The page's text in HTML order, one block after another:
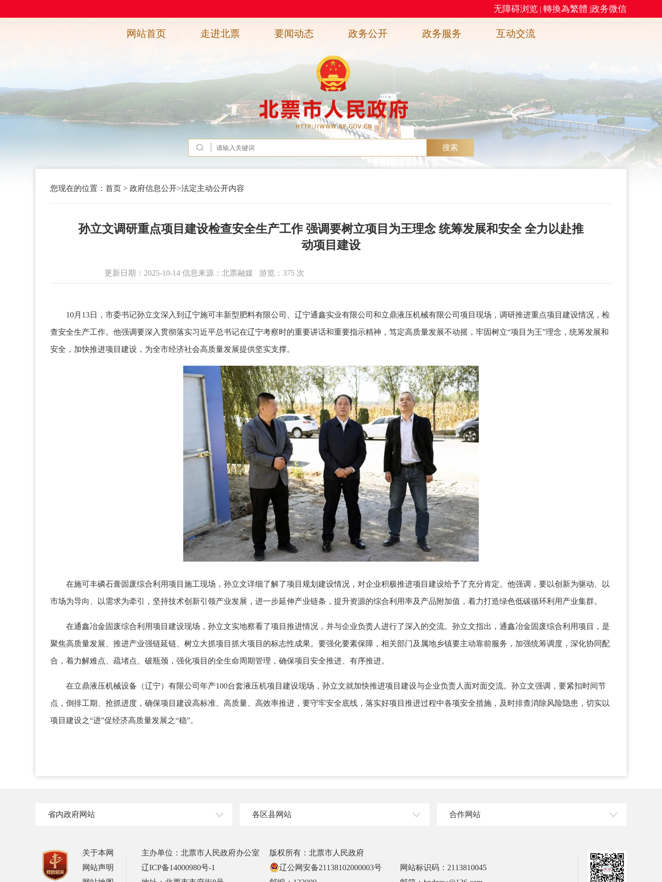
无障碍浏览 | 轉換為繁體 |政务微信
网站首页 走进北票 要闻动态 政务公开 政务服务 互动交流
搜索
您现在的位置： 首页 > 政府信息公开>法定主动公开内容
孙立文调研重点项目建设检查安全生产工作 强调要树立项目为王理念 统筹发展和安全 全力以赴推
动项目建设
更新日期：2025-10-14 信息来源：北票融媒 游览： 375 次
10月13日，市委书记孙立文深入到辽宁施可丰新型肥料有限公司、辽宁通鑫实业有限公司和立鼎液压机械有限公司项目现场，调研推进重点项目建设情况，检
查安全生产工作。他强调要深入贯彻落实习近平总书记在辽宁考察时的重要讲话和重要指示精神，笃定高质量发展不动摇，牢固树立“项目为王”理念，统筹发展和
安全，加快推进项目建设，为全市经济社会高质量发展提供坚实支撑。
在施可丰磷石膏固废综合利用项目施工现场，孙立文详细了解了项目规划建设情况，对企业积极推进项目建设给予了充分肯定。他强调，要以创新为驱动、以
市场为导向、以需求为牵引，坚持技术创新引领产业发展，进一步延伸产业链条，提升资源的综合利用率及产品附加值，着力打造绿色低碳循环利用产业集群。
在通鑫冶金固废综合利用项目建设现场，孙立文实地察看了项目推进情况，并与企业负责人进行了深入的交流。孙立文指出，通鑫冶金固废综合利用项目，是
聚焦高质量发展、推进产业强链延链、树立大抓项目抓大项目的标志性成果。要强化要素保障，相关部门及属地乡镇要主动靠前服务，加强统筹调度，深化协同配
合，着力解难点、疏堵点、破瓶颈，强化项目的全生命周期管理，确保项目安全推进、有序推进。
在立鼎液压机械设备（辽宁）有限公司年产100台套液压机项目建设现场，孙立文就加快推进项目建设与企业负责人面对面交流。孙立文强调，要紧扣时间节
点，倒排工期、抢抓进度，确保项目建设高标准、高质量、高效率推进，要守牢安全底线，落实好项目推进过程中各项安全措施，及时排查消除风险隐患，切实以
项目建设之“进”促经济高质量发展之“稳”。
省内政府网站 各区县网站 合作网站
关于本网
网站声明
主办单位：北票市人民政府办公室
辽ICP备14000980号-1
版权所有：北票市人民政府
辽公网安备21138102000003号
网站标识码：2113810045